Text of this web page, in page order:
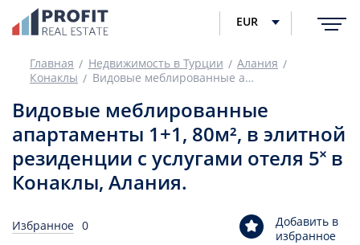
EUR
Главная Недвижимость в Турции
Алания
Конаклы
Видовые меблированные апартаменты 1+1, 80м², в элитной резиденции с услугами отеля 5˟ в Конаклы, Алания.
Видовые меблированные
апартаменты 1+1, 80м², в элитной
резиденции с услугами отеля 5˟ в
Конаклы, Алания.
Избранное 0
Добавить в
избранное